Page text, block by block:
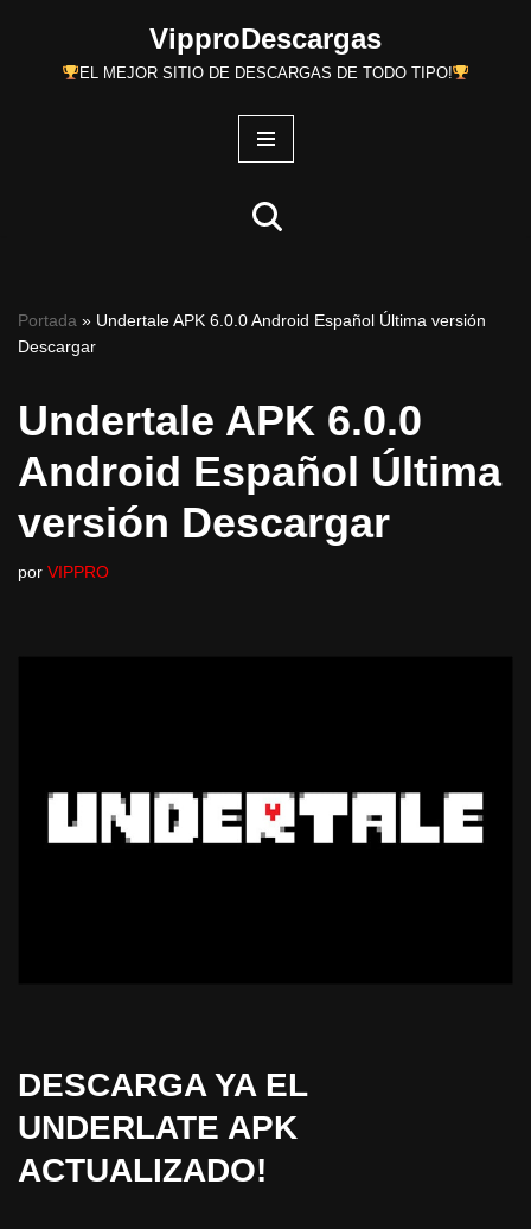
VipproDescargas
EL MEJOR SITIO DE DESCARGAS DE TODO TIPO!
Portada » Undertale APK 6.0.0 Android Español Última versión
Descargar
Undertale APK 6.0.0
Android Español Última
versión Descargar
por VIPPRO
DESCARGA YA EL
UNDERLATE APK
ACTUALIZADO!